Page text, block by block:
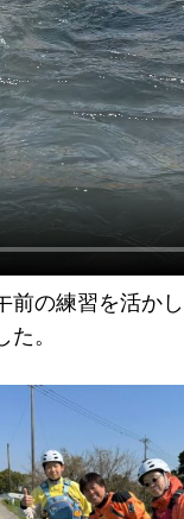
前の練習を活か
た。